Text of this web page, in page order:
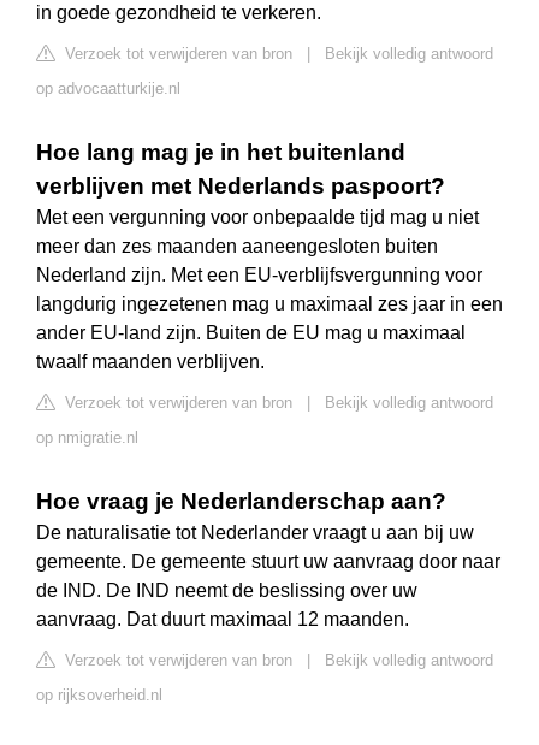
in goede gezondheid te verkeren.
Verzoek tot verwijderen van bron
Bekijk volledig antwoord
op advocaatturkije.nl
Hoe lang mag je in het buitenland
verblijven met Nederlands paspoort?
Met een vergunning voor onbepaalde tijd mag u niet
meer dan zes maanden aaneengesloten buiten
Nederland zijn. Met een EU-verblijfsvergunning voor
langdurig ingezetenen mag u maximaal zes jaar in een
ander EU-land zijn. Buiten de EU mag u maximaal
twaalf maanden verblijven.
Verzoek tot verwijderen van bron
Bekijk volledig antwoord
op nmigratie.nl
Hoe vraag je Nederlanderschap aan?
De naturalisatie tot Nederlander vraagt u aan bij uw
gemeente. De gemeente stuurt uw aanvraag door naar
de IND. De IND neemt de beslissing over uw
aanvraag. Dat duurt maximaal 12 maanden.
Verzoek tot verwijderen van bron
Bekijk volledig antwoord
op rijksoverheid.nl